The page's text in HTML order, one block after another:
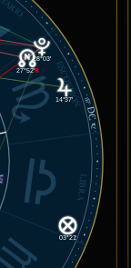
05°
DC
42'
LIBRA
ESCORPIÓN
14°37'
28°03'
27°52'℞
03°21'